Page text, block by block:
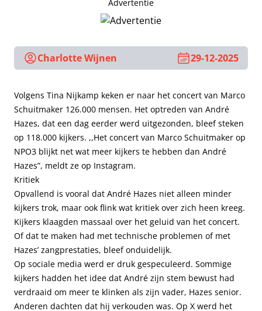
Advertentie
Charlotte Wijnen 29-12-2025
Volgens Tina Nijkamp keken er naar het concert van Marco
Schuitmaker 126.000 mensen. Het optreden van André
Hazes, dat een dag eerder werd uitgezonden, bleef steken
op 118.000 kijkers. ,,Het concert van Marco Schuitmaker op
NPO3 blijkt net wat meer kijkers te hebben dan André
Hazes”, meldt ze op Instagram.
Kritiek
Opvallend is vooral dat André Hazes niet alleen minder
kijkers trok, maar ook flink wat kritiek over zich heen kreeg.
Kijkers klaagden massaal over het geluid van het concert.
Of dat te maken had met technische problemen of met
Hazes’ zangprestaties, bleef onduidelijk.
Op sociale media werd er druk gespeculeerd. Sommige
kijkers hadden het idee dat André zijn stem bewust had
verdraaid om meer te klinken als zijn vader, Hazes senior.
Anderen dachten dat hij verkouden was. Op X werd het